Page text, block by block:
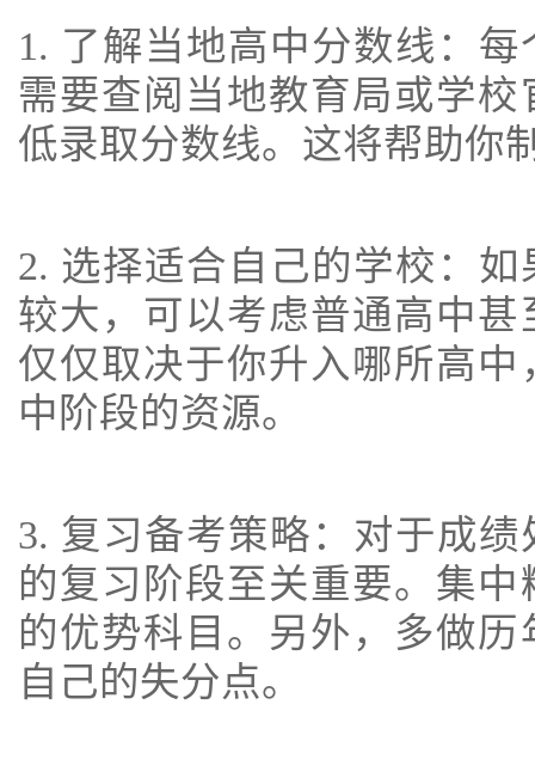
1. 了解当地高中分数线：
需要查阅当地教育局或学
低录取分数线。这将帮助你
2. 选择适合自己的学校：
较大，可以考虑普通高中
仅仅取决于你升入哪所高
中阶段的资源。
3. 复习备考策略：对于成
的复习阶段至关重要。集
的优势科目。另外，多做
自己的失分点。